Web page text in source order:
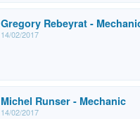
Gregory Rebeyrat -
14/02/2017
Michel Runser - Mechanic
14/02/2017